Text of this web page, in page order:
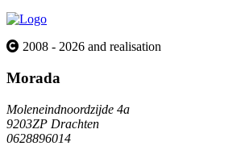
2008 - 2026 and realisation
Morada
Moleneindnoordzijde 4a
9203ZP Drachten
0628896014